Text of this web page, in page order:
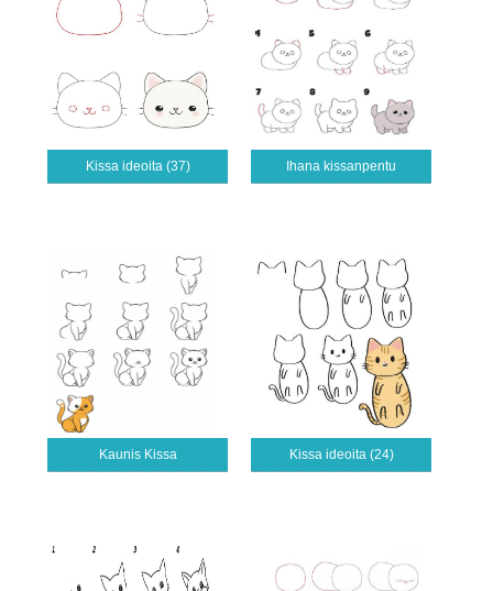
Kissa ideoita (37) Ihana kissanpentu
Kaunis Kissa Kissa ideoita (24)